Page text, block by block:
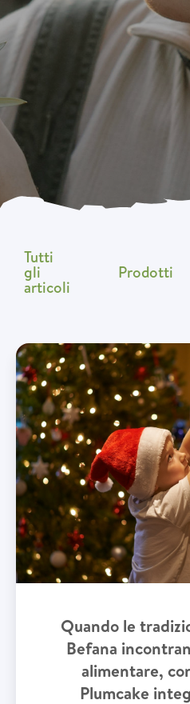
Tutti
gli
articoli
Prodotti
Quando le
Befana
alimentare,
Plumcake